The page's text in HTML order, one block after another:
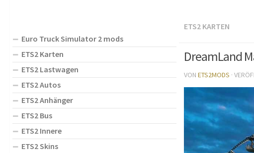
ETS2 KARTEN
DreamLand
VON ETS2MODS ·
Euro Truck Simulator 2 mods
ETS2 Karten
ETS2 Lastwagen
ETS2 Autos
ETS2 Anhänger
ETS2 Bus
ETS2 Innere
ETS2 Skins